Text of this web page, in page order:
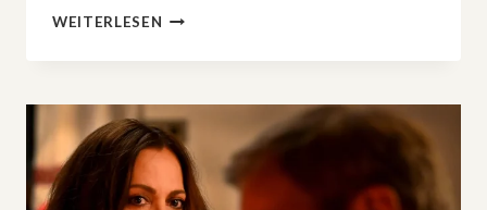
WEITERLESEN COMEDY-
BEI
»MURDERBOT«